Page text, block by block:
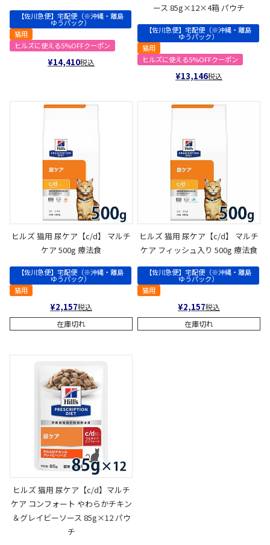
【佐川急便】宅配便（※沖縄・離島
ゆうパック）
猫用
ヒルズに使える5%OFFクーポン
¥14,410税込
ース 85g×12×4箱 パウチ
【佐川急便】宅配便（※沖縄・離島
ゆうパック）
猫用
ヒルズに使える5%OFFクーポン
¥13,146税込
ヒルズ 猫用 尿ケア【c/d】 マルチ
ケア 500g 療法食
【佐川急便】宅配便（※沖縄・離島
ゆうパック）
猫用
¥2,157税込
在庫切れ
ヒルズ 猫用 尿ケア【c/d】 マルチ
ケア フィッシュ入り 500g 療法食
【佐川急便】宅配便（※沖縄・離島
ゆうパック）
猫用
¥2,157税込
在庫切れ
ヒルズ 猫用 尿ケア【c/d】マルチ
ケア コンフォート やわらかチキン
＆グレイビーソース 85g×12 パウ
チ